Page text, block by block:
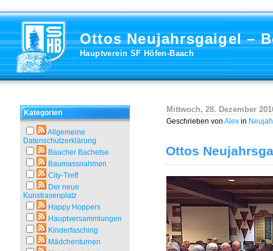
Ottos Neujahrsgaigel –
Hauptverein SF Höfen-Baach
Kategorien
Allgemeine
Datenschutzerklärung
Baacher Bachetse
Baumassnahmen
City-Treff
Der neue
Kunstrasenplatz
Happy Hoppers
Hauptversammlungen
Kinderfasching
Mädchenturnen
Mittwoch, 28. Dezember
Geschrieben von Alex in
Ottos